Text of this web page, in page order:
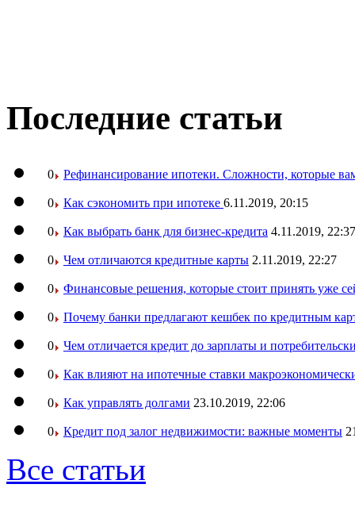
Последние статьи
0 Рефинансирование ипотеки. Сложности, которые
0 Как сэкономить при ипотеке 6.11.2019, 20:15
0 Как выбрать банк для бизнес-кредита 4.11.2019, 22:37
0 Чем отличаются кредитные карты 2.11.2019, 22:27
0 Финансовые решения, которые стоит принять уже
0 Почему банки предлагают кешбек по кредитным
0 Чем отличается кредит до зарплаты и
0 Как влияют на ипотечные ставки
0 Как управлять долгами 23.10.2019, 22:06
0 Кредит под залог недвижимости: важные моменты
Все статьи